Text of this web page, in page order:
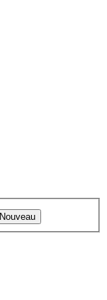
Nouveau